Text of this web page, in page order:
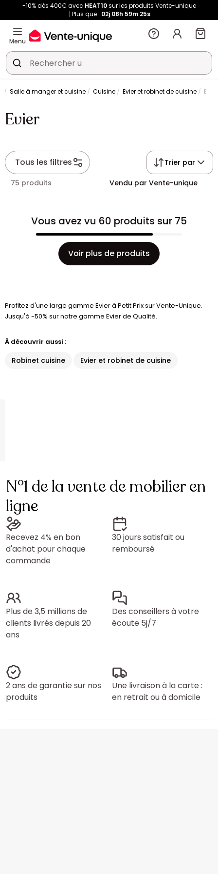
-10% dès 400€ avec HEAT10sur les produits Vente-unique
Plus que : 02j 08h 59m 25s
Menu
Salle à manger et cuisine Cuisine Evier et robinet de cuisine Evier
Evier
Tous les filtres Trier par
75 produits Vendu par Vente-unique
Vous avez vu 60 produits sur 75
Voir plus de produits
Profitez d'une large gamme Evier à Petit Prix sur Vente-Unique.
Jusqu'à -50% sur notre gamme Evier de Qualité.
À découvrir aussi :
Robinet cuisine Evier et robinet de cuisine
N°1 de la vente de mobilier en
ligne
Recevez 4% en bon
d'achat pour chaque
commande
30 jours satisfait ou
remboursé
Plus de 3,5 millions de
clients livrés depuis 20
ans
Des conseillers à votre
écoute 5j/7
2 ans de garantie sur nos
produits
Une livraison à la carte :
en retrait ou à domicile